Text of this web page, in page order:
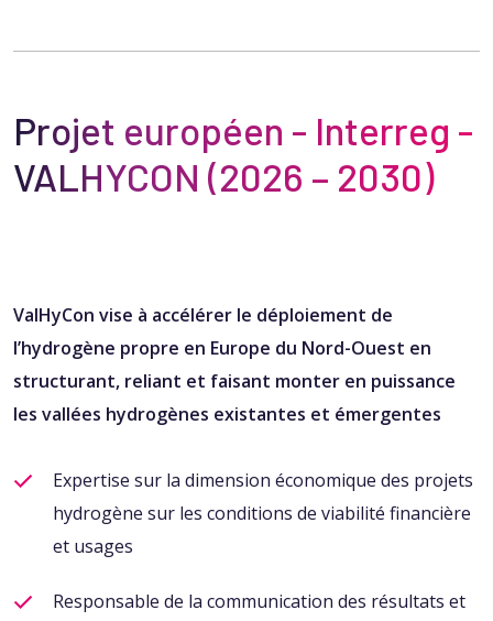
Projet européen - Interreg​ -
VALHYCON (2026 – 2030)
ValHyCon vise à accélérer le déploiement de
l’hydrogène propre en Europe du Nord-Ouest en
structurant, reliant et faisant monter en puissance
les vallées hydrogènes existantes et émergentes​
Expertise sur la dimension économique des projets
hydrogène sur les conditions de viabilité financière
et usages
Responsable de la communication des résultats et